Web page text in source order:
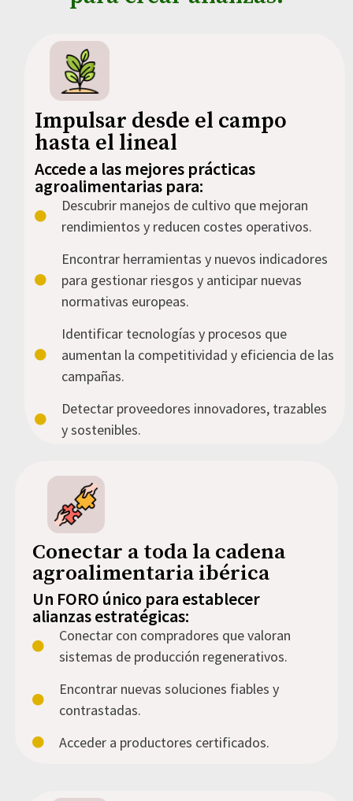
Impulsar desde el campo
hasta el lineal
Accede a las mejores prácticas
agroalimentarias para:
Descubrir manejos de cultivo que mejoran
rendimientos y reducen costes operativos.
Encontrar herramientas y nuevos indicadores
para gestionar riesgos y anticipar nuevas
normativas europeas.
Identificar tecnologías y procesos que
aumentan la competitividad y eficiencia de las
campañas.
Detectar proveedores innovadores, trazables
y sostenibles.
Conectar a toda la cadena
agroalimentaria ibérica
Un FORO único para establecer
alianzas estratégicas:
Conectar con compradores que valoran
sistemas de producción regenerativos.
Encontrar nuevas soluciones fiables y
contrastadas.
Acceder a productores certificados.